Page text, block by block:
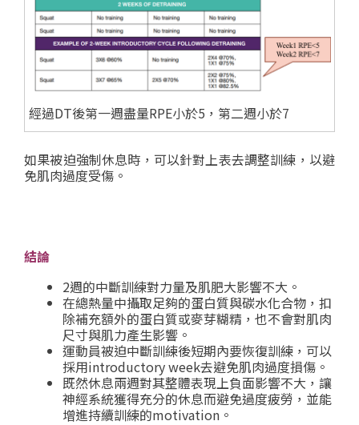
經過DT後第一週盡量RPE小於5，第二週小於7
如果被迫強制休息時，可以針對上表去調整訓練，以避
免肌肉過度受傷。
結論
2週的中斷訓練對力量及肌肥大影響不大。
在總熱量中攝取足夠的蛋白質與碳水化合物，扣
除補充額外的蛋白質或麥芽糊精，也不會對肌肉
尺寸與肌力產生影響。
運動員被迫中斷訓練後短期內要恢復訓練，可以
採用introductory week去避免肌肉過度損傷。
既然休息兩週對其整體表現上負面影響不大，讓
神經系統獲得充分的休息而避免過度疲勞，並能
增進持續訓練的motivation。